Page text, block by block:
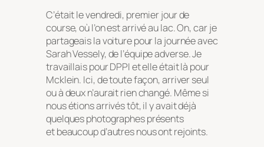
C’était le vendredi, premier jour de
course, où l’on est arrivé au lac. On, car je
partageais la voiture pour la journée avec
Sarah Vessely, de l’équipe adverse. Je
travaillais pour DPPI et elle était là pour
Mcklein. Ici, de toute façon, arriver seul
ou à deux n’aurait rien changé. Même si
nous étions arrivés tôt, il y avait déjà
quelques photographes présents
et beaucoup d’autres nous ont rejoints.